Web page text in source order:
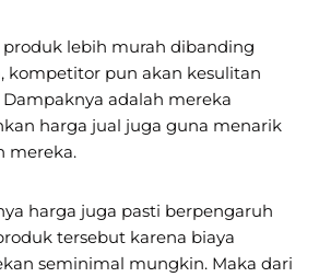
lebih murah dibanding
kompetitor pun akan kesulitan
adalah mereka
harga jual juga guna menarik
mereka.
harga juga pasti berpengaruh
tersebut karena biaya
seminimal mungkin. Maka dari